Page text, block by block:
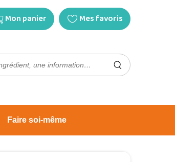
Mon panier Mes favoris
Faire soi-même